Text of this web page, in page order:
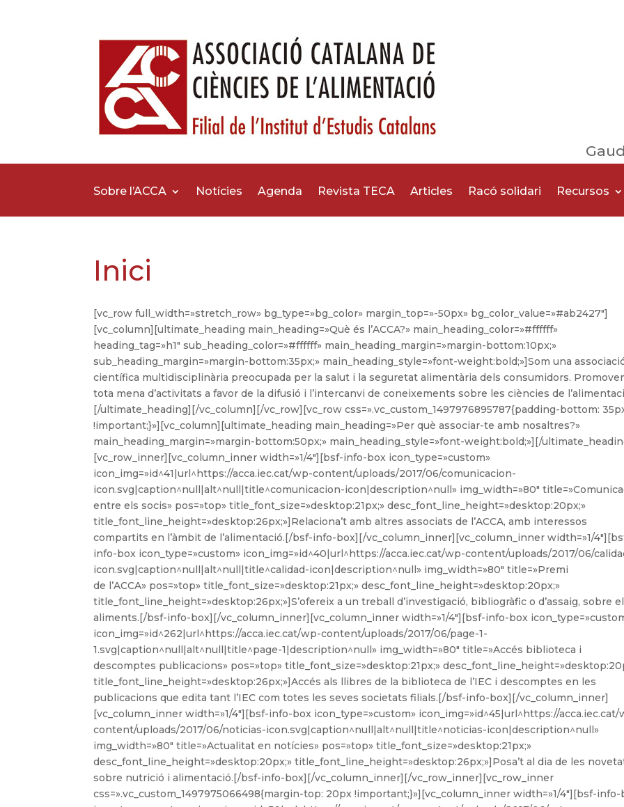
Sobre l’ACCA Notícies Agenda Revista TECA Articles Racó solidari Recursos
Inici
[vc_row full_width=»stretch_row» bg_type=»bg_color» margin_top=»-50px» bg_color_value=»#ab2427″]
[vc_column][ultimate_heading main_heading=»Què és l’ACCA?» main_heading_color=»#ffffff»
heading_tag=»h1″ sub_heading_color=»#ffffff» main_heading_margin=»margin-bottom:10px;»
sub_heading_margin=»margin-bottom:35px;» main_heading_style=»font-weight:bold;»]Som una
científica multidisciplinària preocupada per la salut i la seguretat alimentària dels consumidors.
tota mena d’activitats a favor de la difusió i l’intercanvi de coneixements sobre les ciències de
[/ultimate_heading][/vc_column][/vc_row][vc_row css=».vc_custom_1497976895787{padding-bottom:
!important;}»][vc_column][ultimate_heading main_heading=»Per què associar-te amb nosaltres?»
main_heading_margin=»margin-bottom:50px;» main_heading_style=»font-weight:bold;»][/
[vc_row_inner][vc_column_inner width=»1/4″][bsf-info-box icon_type=»custom»
icon_img=»id^41|url^https://acca.iec.cat/wp-content/uploads/2017/06/comunicacion-
icon.svg|caption^null|alt^null|title^comunicacion-icon|description^null» img_width=»80″
entre els socis» pos=»top» title_font_size=»desktop:21px;» desc_font_line_height=»desktop:20px;»
title_font_line_height=»desktop:26px;»]Relaciona’t amb altres associats de l’ACCA, amb interessos
compartits en l’àmbit de l’alimentació.[/bsf-info-box][/vc_column_inner][vc_column_inner width=»1/
info-box icon_type=»custom» icon_img=»id^40|url^https://acca.iec.cat/wp-content/uploads/2017/06/
icon.svg|caption^null|alt^null|title^calidad-icon|description^null» img_width=»80″ title=»Premi
de l’ACCA» pos=»top» title_font_size=»desktop:21px;» desc_font_line_height=»desktop:20px;»
title_font_line_height=»desktop:26px;»]S’ofereix a un treball d’investigació, bibliogràfic o d’assaig, sobre
aliments.[/bsf-info-box][/vc_column_inner][vc_column_inner width=»1/4″][bsf-info-box
icon_img=»id^262|url^https://acca.iec.cat/wp-content/uploads/2017/06/page-1-
1.svg|caption^null|alt^null|title^page-1|description^null» img_width=»80″ title=»Accés biblioteca i
descomptes publicacions» pos=»top» title_font_size=»desktop:21px;»
title_font_line_height=»desktop:26px;»]Accés als llibres de la biblioteca de l’IEC i descomptes en les
publicacions que edita tant l’IEC com totes les seves societats filials.[/bsf-info-box][/vc_column_inner]
[vc_column_inner width=»1/4″][bsf-info-box icon_type=»custom» icon_img=»id^45|url^https://acca.iec.cat/
content/uploads/2017/06/noticias-icon.svg|caption^null|alt^null|title^noticias-icon|description^null»
img_width=»80″ title=»Actualitat en notícies» pos=»top» title_font_size=»desktop:21px;»
desc_font_line_height=»desktop:20px;» title_font_line_height=»desktop:26px;»]Posa’t al dia de les
sobre nutrició i alimentació.[/bsf-info-box][/vc_column_inner][/vc_row_inner][vc_row_inner
css=».vc_custom_1497975066498{margin-top: 20px !important;}»][vc_column_inner width=»1/4″][bsf-info-